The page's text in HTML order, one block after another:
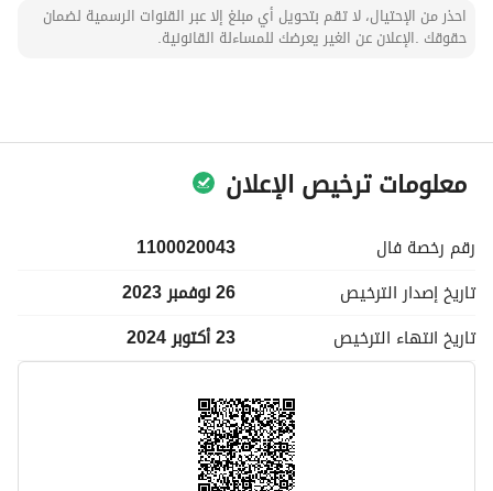
احذر من الإحتيال، لا تقم بتحويل أي مبلغ إلا عبر القنوات الرسمية لضمان
حقوقك .الإعلان عن الغير يعرضك للمساءلة القانونية.
معلومات ترخيص الإعلان
رقم رخصة فال
1100020043
تاريخ إصدار الترخيص
26 نوفمبر 2023
تاريخ انتهاء الترخيص 23 أكتوبر 2024